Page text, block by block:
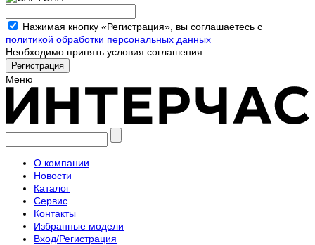
Нажимая кнопку «Регистрация», вы соглашаетесь с
политикой обработки персональных данных
Необходимо принять условия соглашения
Меню
О компании
Новости
Каталог
Сервис
Контакты
Избранные модели
Вход/Регистрация